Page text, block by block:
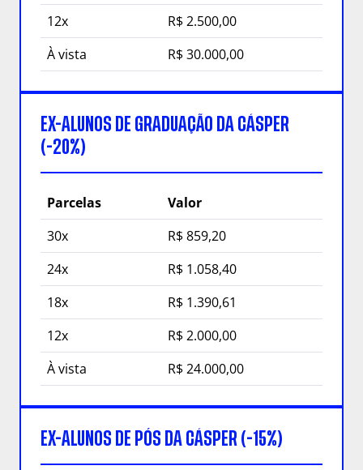
12x
R$ 2.500,00
À vista
R$ 30.000,00
EX-ALUNOS DE GRADUAÇÃO DA CÁSPER
(-20%)
Parcelas
Valor
30x
R$ 859,20
24x
R$ 1.058,40
18x
R$ 1.390,61
12x
R$ 2.000,00
À vista
R$ 24.000,00
EX-ALUNOS DE PÓS DA CÁSPER (-15%)